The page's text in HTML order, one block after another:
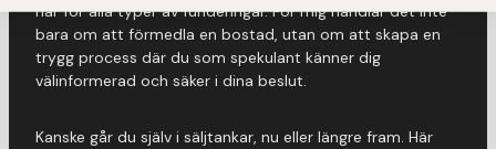
här för alla typer av funderingar. För mig handlar det inte
bara om att förmedla en bostad, utan om att skapa en
trygg process där du som spekulant känner dig
välinformerad och säker i dina beslut.
Kanske går du själv i säljtankar, nu eller längre fram. Här